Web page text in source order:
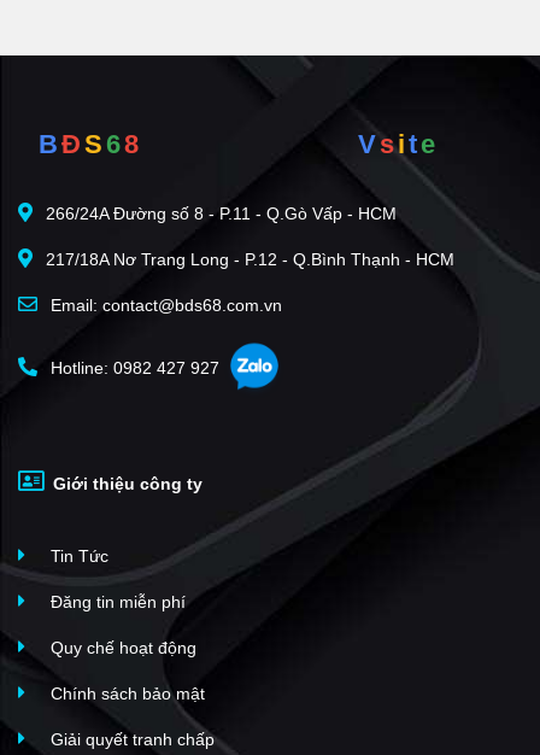
BĐS68 Vsite
266/24A Đường số 8 - P.11 - Q.Gò Vấp - HCM
217/18A Nơ Trang Long - P.12 - Q.Bình Thạnh - HCM
Email: contact@bds68.com.vn
Hotline: 0982 427 927
Giới thiệu công ty
Tin Tức
Đăng tin miễn phí
Quy chế hoạt động
Chính sách bảo mật
Giải quyết tranh chấp